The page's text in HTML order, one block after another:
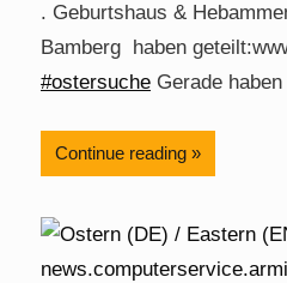
. Geburtshaus &
Bamberg haben
#ostersuche Gerade
Continue reading